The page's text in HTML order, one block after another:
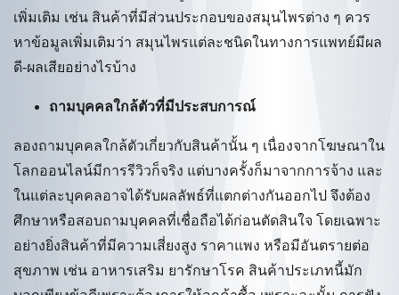
เพิ่มเติม เช่น สินค้าที่มีส่วนประกอบของสมุนไพรต่าง ๆ ควร
หาข้อมูลเพิ่มเติมว่า สมุนไพรแต่ละชนิดในทางการแพทย์มีผล
ดี-ผลเสียอย่างไรบ้าง
ถามบุคคลใกล้ตัวที่มีประสบการณ์
ลองถามบุคคลใกล้ตัวเกี่ยวกับสินค้านั้น ๆ เนื่องจากโฆษณาใน
โลกออนไลน์มีการรีวิวก็จริง แต่บางครั้งก็มาจากการจ้าง และ
ในแต่ละบุคคลอาจได้รับผลลัพธ์ที่แตกต่างกันออกไป จึงต้อง
ศึกษาหรือสอบถามบุคคลที่เชื่อถือได้ก่อนตัดสินใจ โดยเฉพาะ
อย่างยิ่งสินค้าที่มีความเสี่ยงสูง ราคาแพง หรือมีอันตรายต่อ
สุขภาพ เช่น อาหารเสริม ยารักษาโรค สินค้าประเภทนี้มัก